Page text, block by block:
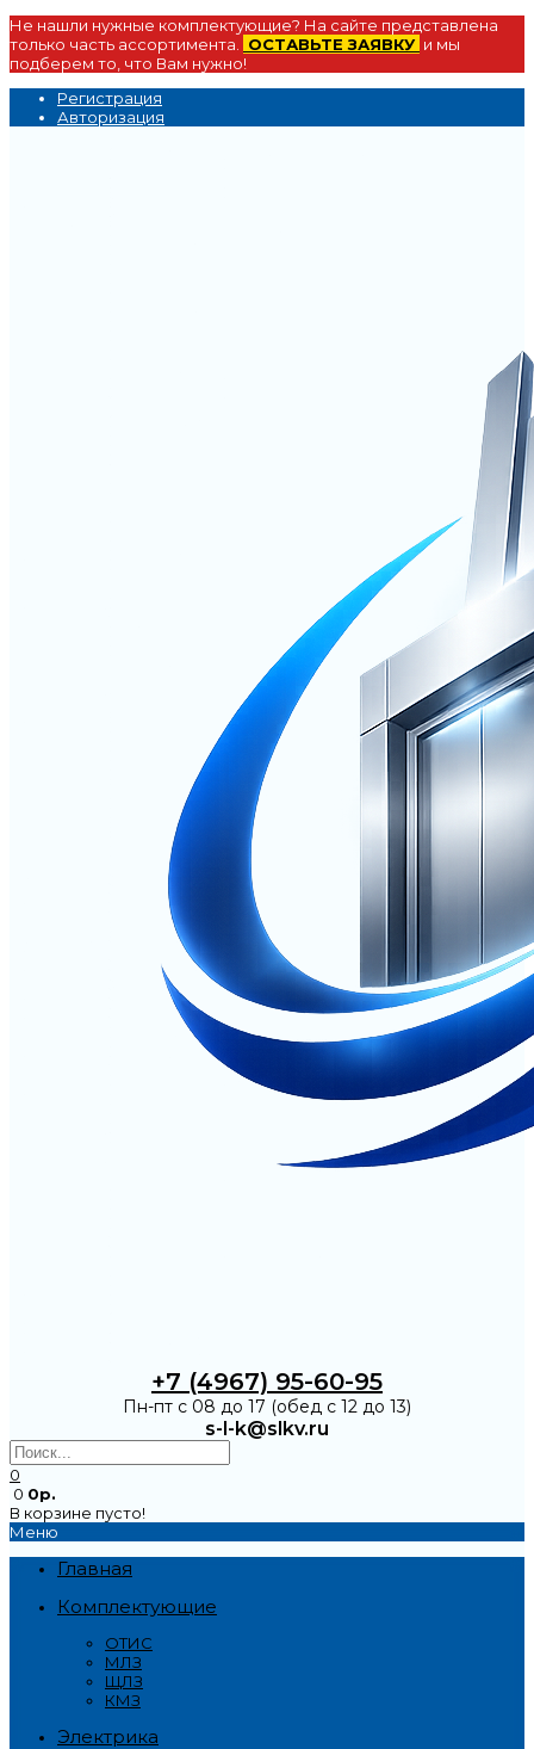
Не нашли нужные комплектующие? На сайте представлена
только часть ассортимента.
ОСТАВЬТЕ ЗАЯВКУ и мы
подберем то, что Вам нужно!
Регистрация
Авторизация
+7 (4967) 95-60-95
Пн-пт с 08 до 17 (обед с 12 до 13)
s-l-k@slkv.ru
0
0 0р.
В корзине пусто!
Меню
Главная
Комплектующие
ОТИС
МЛЗ
ЩЛЗ
КМЗ
Электрика